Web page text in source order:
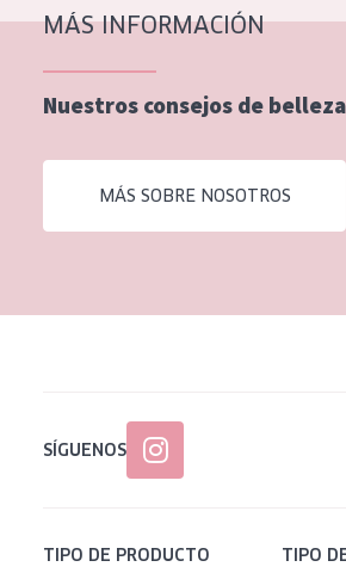
Piel madura
Piel menopáusica
EDAD
MÁS INFORMACIÓN
Nuestros consejos de belleza
MÁS SOBRE NOSOTROS
SÍGUENOS
TIPO DE PRODUCTO TIPO